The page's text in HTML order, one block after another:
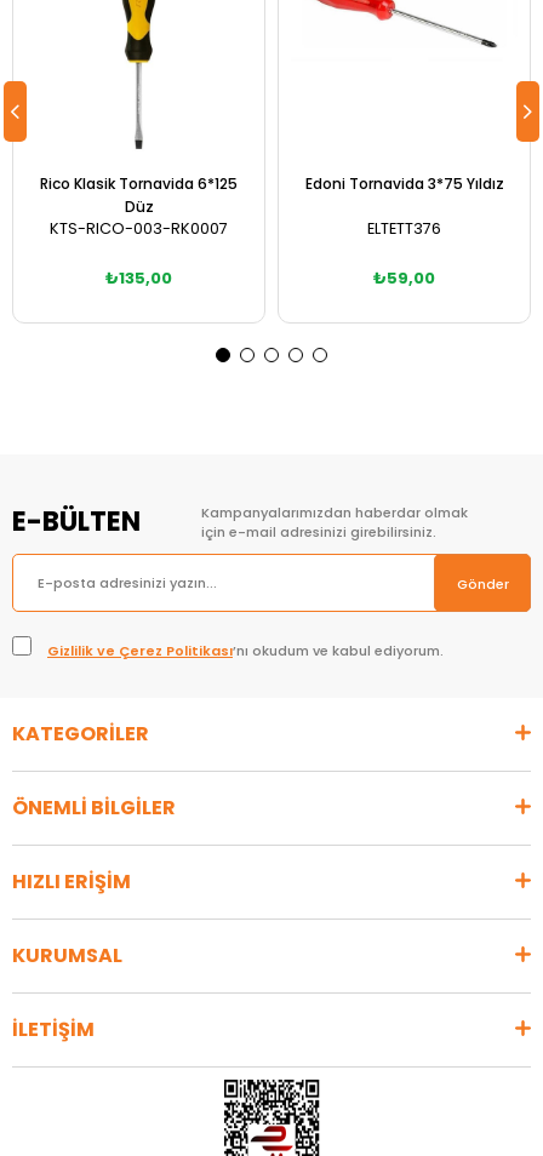
Rico Klasik Tornavida 6*125
Düz
KTS-RICO-003-RK0007
₺135,00
Edoni Tornavida 3*75 Yıldız
ELTETT376
₺59,00
E-BÜLTEN
Kampanyalarımızdan haberdar olmak
için e-mail adresinizi girebilirsiniz.
Gönder
Gizlilik ve Çerez Politikası’nı okudum ve kabul ediyorum.
KATEGORİLER
ÖNEMLİ BİLGİLER
HIZLI ERİŞİM
KURUMSAL
İLETİŞİM